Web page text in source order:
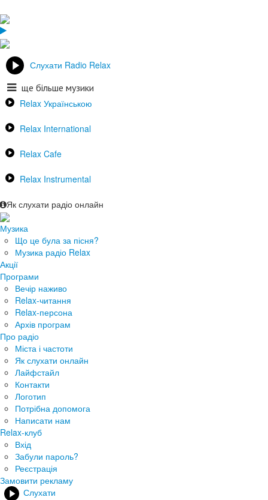
Слухати Radio Relax
ще більше музики
Relax Українською
Relax International
Relax Cafe
Relax Instrumental
Як слухати радіо онлайн
Музика
Що це була за пісня?
Музика радіо Relax
Акції
Програми
Вечір наживо
Relax-читання
Relax-персона
Архів програм
Про радіо
Міста і частоти
Як слухати онлайн
Лайфстайл
Контакти
Логотип
Потрібна допомога
Написати нам
Relax-клуб
Вхід
Забули пароль?
Реєстрація
Замовити рекламу
Слухати